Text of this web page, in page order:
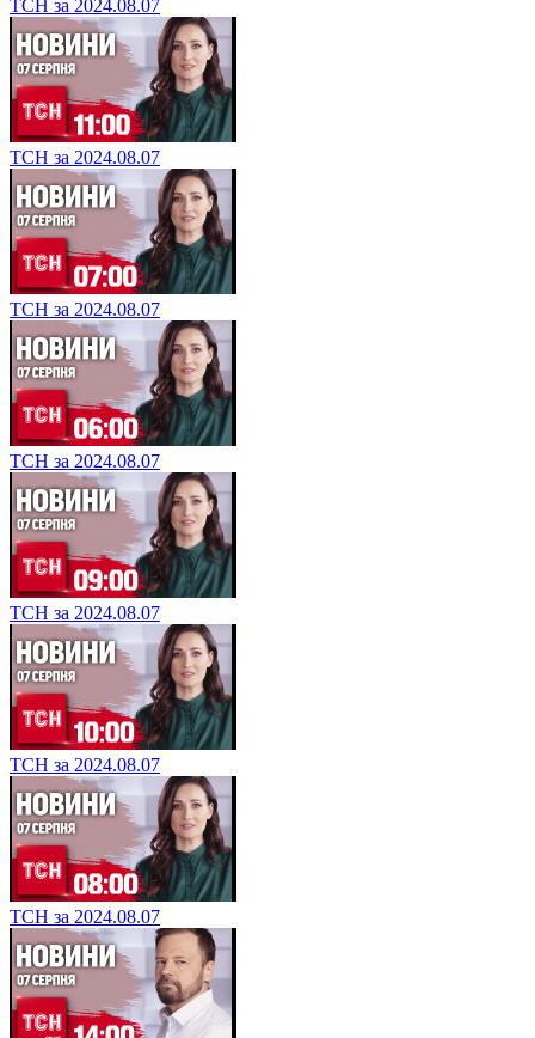
ТСН за 2024.08.07
ТСН за 2024.08.07
ТСН за 2024.08.07
ТСН за 2024.08.07
ТСН за 2024.08.07
ТСН за 2024.08.07
ТСН за 2024.08.07